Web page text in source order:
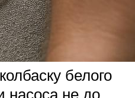
белого
насоса не до